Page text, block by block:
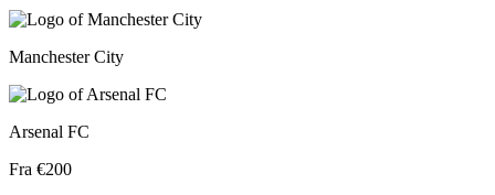
Manchester City
Arsenal FC
Fra €200